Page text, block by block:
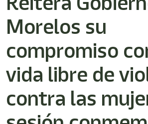
activates
the
screen
help
you
navigate
interact
the
Morelos su
compromiso
vida libre de
contra las